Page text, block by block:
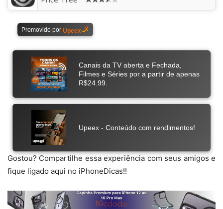
Gostou? Compartilhe essa experiência com seus amigos e
fique ligado aqui no iPhoneDicas!!